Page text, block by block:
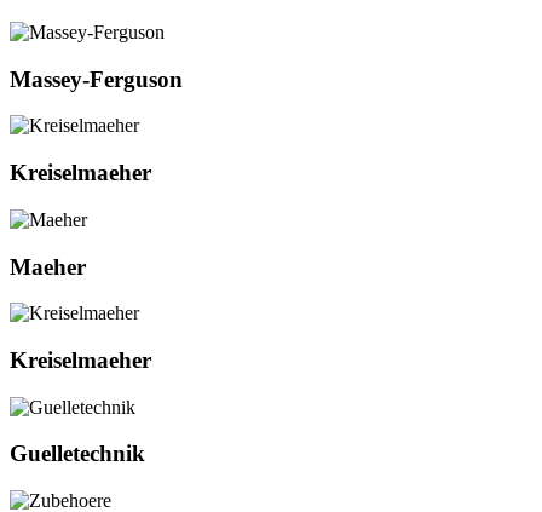
Massey-Ferguson
Kreiselmaeher
Maeher
Kreiselmaeher
Guelletechnik